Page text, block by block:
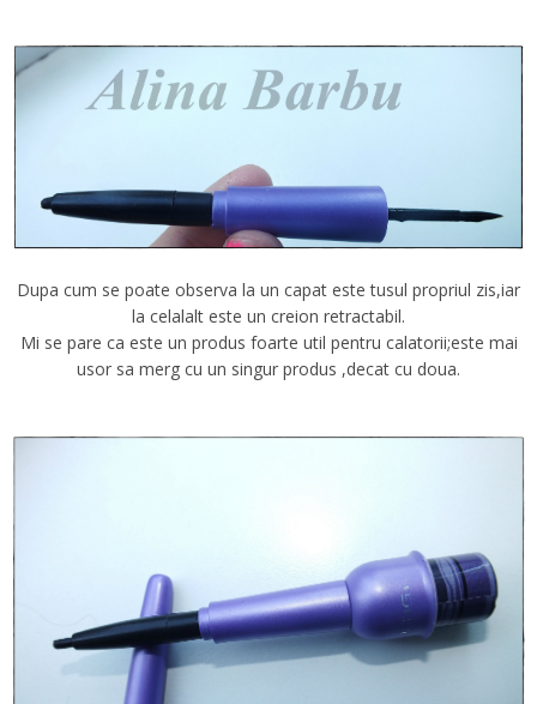
Dupa cum se poate observa la un capat este tusul propriul zis,iar
la celalalt este un creion retractabil.
Mi se pare ca este un produs foarte util pentru calatorii;este mai
usor sa merg cu un singur produs ,decat cu doua.